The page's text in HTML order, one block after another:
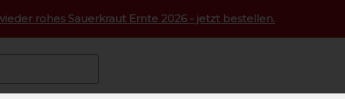
rohes Sauerkraut Ernte 2026 - jetzt bestellen.